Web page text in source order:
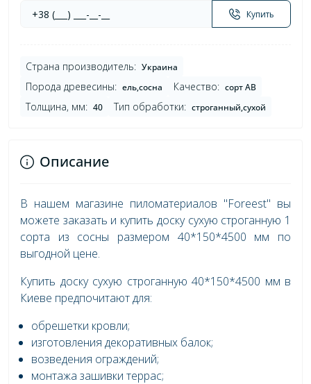
Купить
Страна производитель: Украина
Порода древесины: ель,сосна Качество: сорт AB
Толщина, мм: 40 Тип обработки: строганный,сухой
Описание
В нашем магазине пиломатериалов "Foreest" вы
можете заказать и купить доску сухую строганную 1
сорта из сосны размером 40*150*4500 мм по
выгодной цене.
Купить доску сухую строганную 40*150*4500 мм в
Киеве предпочитают для:
обрешетки кровли;
изготовления декоративных балок;
возведения ограждений;
монтажа зашивки террас;